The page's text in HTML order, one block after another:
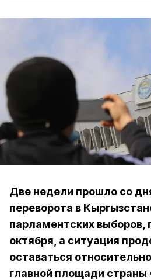
Две недели прошло со
переворота в
парламентских выборов,
октября, а ситуация
оставаться
главной площади